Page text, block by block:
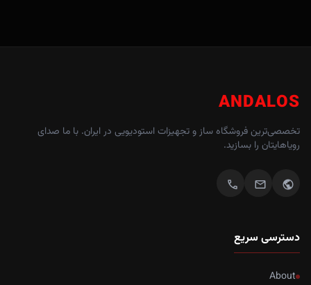
ANDALOS
تخصصی‌ترین فروشگاه ساز و تجهیزات استودیویی در ایران. با ما صدای
رویاهایتان را بسازید.
public
mail
call
دسترسی سریع
About